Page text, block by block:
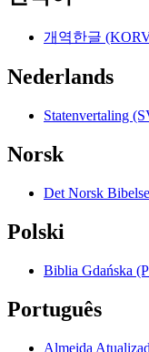
개역한글
Nederlands
Statenvertaling
Norsk
Det Norsk
Polski
Biblia Gdańska
Português
Almeida